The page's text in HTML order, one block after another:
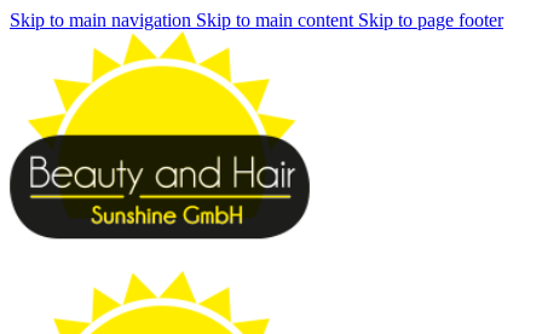
Skip to main navigation Skip to main content Skip to page footer